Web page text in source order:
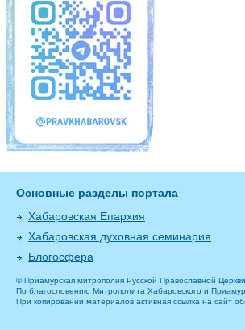
Основные разделы портала
Хабаровская Епархия
Хабаровская духовная семинария
Блогосфера
© Приамурская митрополия Русской Православной
По благословению Митрополита Хабаровского и
При копировании материалов активная ссылка на сайт